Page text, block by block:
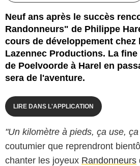
Neuf ans après le succès
Randonneurs" de Philippe
cours de développement chez
Lazennec Productions. La
de Poelvoorde à Harel en
sera de l'aventure.
LIRE DANS L'APPLICATION
"Un kilomètre à pieds, ça use,
coutumier que reprendront
chanter les joyeux Randonneurs